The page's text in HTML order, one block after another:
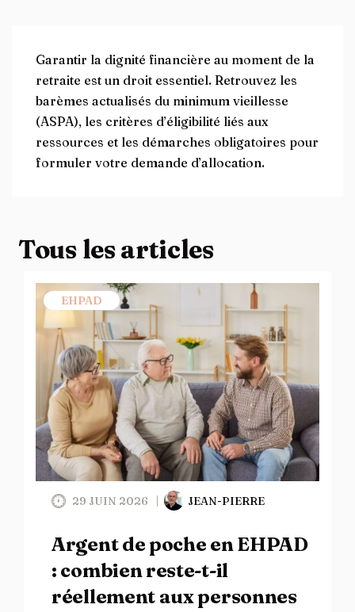
Garantir la dignité financière au moment de la
retraite est un droit essentiel. Retrouvez les
barèmes actualisés du minimum vieillesse
(ASPA), les critères d’éligibilité liés aux
ressources et les démarches obligatoires pour
formuler votre demande d’allocation.
Tous les articles
EHPAD
29 JUIN 2026 JEAN-PIERRE
Argent de poche en EHPAD
: combien reste-t-il
réellement aux personnes